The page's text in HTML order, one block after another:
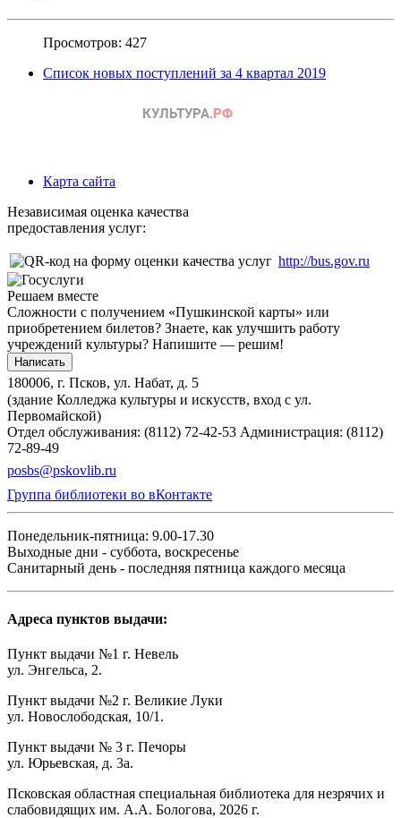
Просмотров: 427
Список новых поступлений за 4 квартал 2019
Карта сайта
Независимая оценка качества
предоставления услуг:
http://bus.gov.ru
Решаем вместе
Сложности с получением «Пушкинской карты» или
приобретением билетов? Знаете, как улучшить работу
учреждений культуры? Напишите — решим!
Написать
180006, г. Псков, ул. Набат, д. 5
(здание Колледжа культуры и искусств, вход с ул.
Первомайской)
Отдел обслуживания: (8112) 72-42-53 Администрация: (8112)
72-89-49
posbs@pskovlib.ru
Группа библиотеки во вКонтакте
Понедельник-пятница: 9.00-17.30
Выходные дни - суббота, воскресенье
Санитарный день - последняя пятница каждого месяца
Адреса пунктов выдачи:
Пункт выдачи №1 г. Невель
ул. Энгельса, 2.
Пункт выдачи №2 г. Великие Луки
ул. Новослободская, 10/1.
Пункт выдачи № 3 г. Печоры
ул. Юрьевская, д. 3а.
Псковская областная специальная библиотека для незрячих и
слабовидящих им. А.А. Бологова, 2026 г.